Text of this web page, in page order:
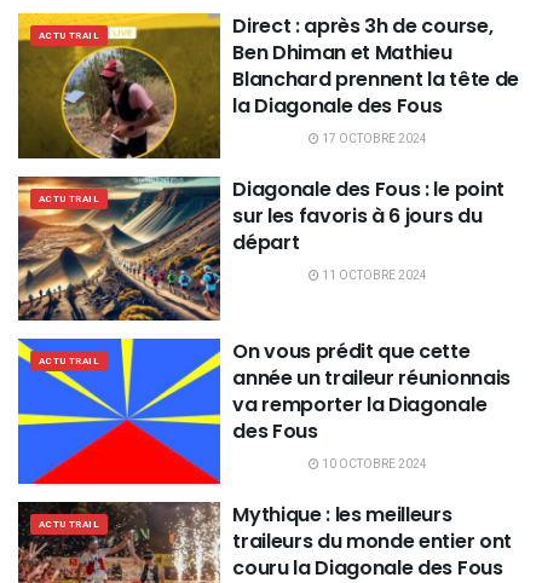
ACTU TRAIL
Direct : après 3h de course,
Ben Dhiman et Mathieu
Blanchard prennent la tête de
la Diagonale des Fous
17 OCTOBRE 2024
ACTU TRAIL
Diagonale des Fous : le point
sur les favoris à 6 jours du
départ
11 OCTOBRE 2024
ACTU TRAIL
On vous prédit que cette
année un traileur réunionnais
va remporter la Diagonale
des Fous
10 OCTOBRE 2024
ACTU TRAIL
Mythique : les meilleurs
traileurs du monde entier ont
couru la Diagonale des Fous